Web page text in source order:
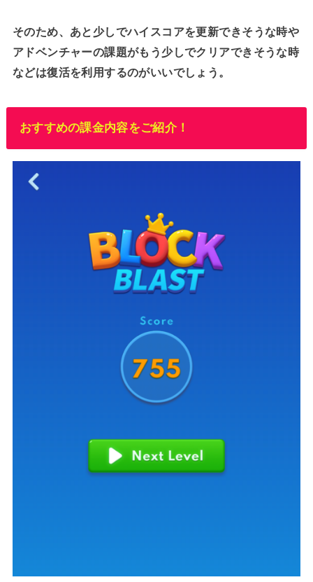
そのため、あと少しでハイスコアを更新できそうな時や
アドベンチャーの課題がもう少しでクリアできそうな時
などは復活を利用するのがいいでしょう。
おすすめの課金内容をご紹介！